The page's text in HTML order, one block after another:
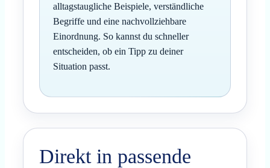
alltagstaugliche Beispiele, verständliche
Begriffe und eine nachvollziehbare
Einordnung. So kannst du schneller
entscheiden, ob ein Tipp zu deiner
Situation passt.
Direkt in passende